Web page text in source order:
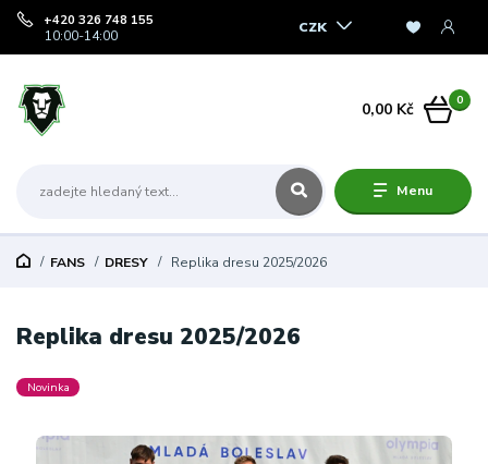
Menu
CZK
+420 326 748 155
10:00-14:00
0
0,00 Kč
FANS DRESY Replika dresu 2025/2026
Replika dresu 2025/2026
Novinka